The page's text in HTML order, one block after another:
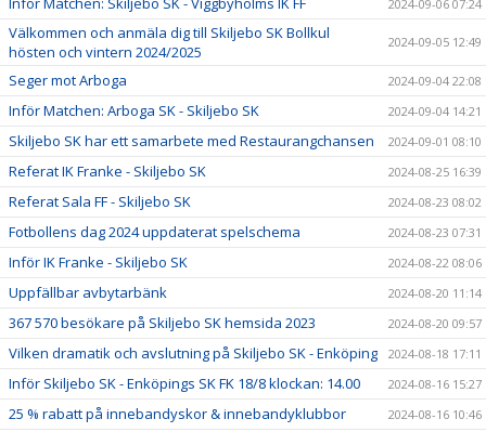
2024-09-06 07:24
Välkommen och anmäla dig till Skiljebo SK Bollkul
hösten och vintern 2024/2025
2024-09-05 12:49
Seger mot Arboga 2024-09-04 22:08
Inför Matchen: Arboga SK - Skiljebo SK 2024-09-04 14:21
Skiljebo SK har ett samarbete med Restaurangchansen 2024-09-01 08:10
Referat IK Franke - Skiljebo SK 2024-08-25 16:39
Referat Sala FF - Skiljebo SK 2024-08-23 08:02
Fotbollens dag 2024 uppdaterat spelschema 2024-08-23 07:31
Inför IK Franke - Skiljebo SK 2024-08-22 08:06
Uppfällbar avbytarbänk 2024-08-20 11:14
367 570 besökare på Skiljebo SK hemsida 2023 2024-08-20 09:57
Vilken dramatik och avslutning på Skiljebo SK - Enköping 2024-08-18 17:11
Inför Skiljebo SK - Enköpings SK FK 18/8 klockan: 14.00 2024-08-16 15:27
25 % rabatt på innebandyskor & innebandyklubbor 2024-08-16 10:46